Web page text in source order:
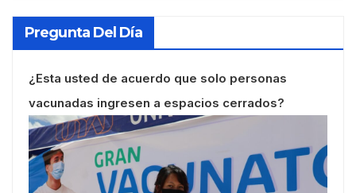
Pregunta Del Día
¿Esta usted de acuerdo que solo personas
vacunadas ingresen a espacios cerrados?